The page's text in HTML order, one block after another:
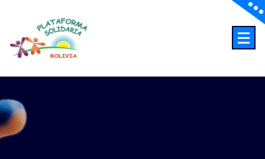
contenido